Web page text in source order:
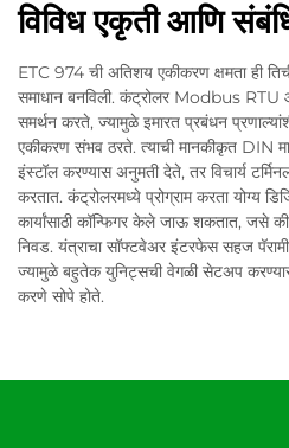
विविध एकृती आणि
ETC 974 ची अतिशय एकीकरण क्षमता ही
समाधान बनविली. कंट्रोलर Modbus RTU
समर्थन करते, ज्यामुळे इमारत प्रबंधन
एकीकरण संभव ठरते. त्याची मानकीकृत DIN
इंस्टॉल करण्यास अनुमती देते, तर विचार्य
करतात. कंट्रोलरमध्ये प्रोग्राम करता योग्य
कार्यांसाठी कॉन्फिगर केले जाऊ शकतात, जसे
निवड. यंत्राचा सॉफ्टवेअर इंटरफेस सहज
ज्यामुळे बहुतेक युनिट्सची वेगळी सेटअप
करणे सोपे होते.